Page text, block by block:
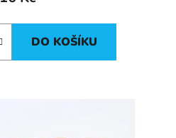
DO KOŠÍKU